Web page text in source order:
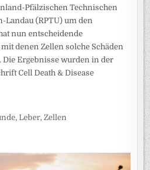
Pfälzischen Technischen
(RPTU) um den
nun entscheidende
denen Zellen solche Schäden
Ergebnisse wurden in der
Cell Death & Disease
,Leber,Zellen